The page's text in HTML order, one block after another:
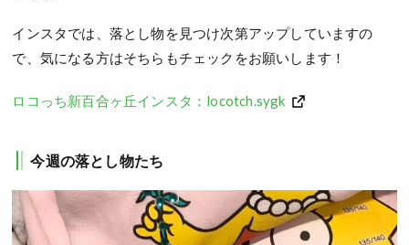
インスタでは、落とし物を見つけ次第アップしていますの
で、気になる方はそちらもチェックをお願いします！
ロコっち新百合ヶ丘インスタ：locotch.sygk
今週の落とし物たち